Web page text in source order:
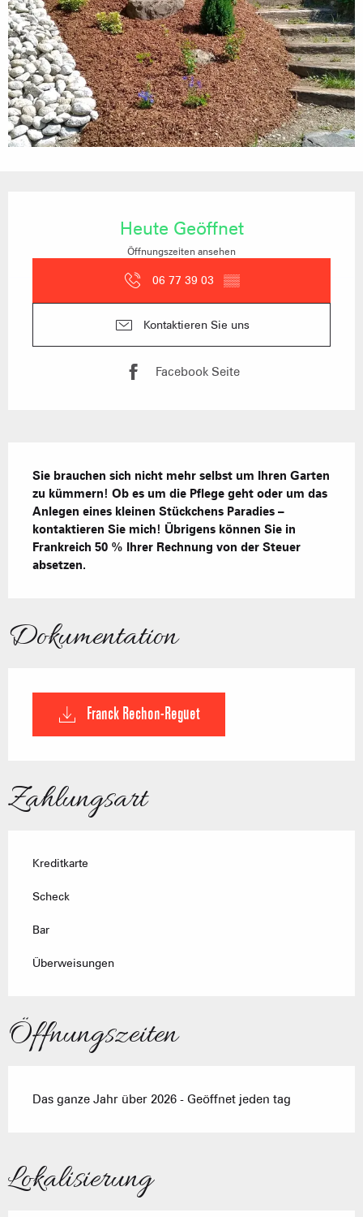
Heute Geöffnet
Öffnungszeiten ansehen
06 77 39 03 ▒▒
Kontaktieren Sie uns
Facebook Seite
Sie brauchen sich nicht mehr selbst um Ihren Garten
zu kümmern! Ob es um die Pflege geht oder um das
Anlegen eines kleinen Stückchens Paradies –
kontaktieren Sie mich! Übrigens können Sie in
Frankreich 50 % Ihrer Rechnung von der Steuer
absetzen.
Dokumentation
Franck Rechon-Reguet
Zahlungsart
Kreditkarte
Scheck
Bar
Überweisungen
Öffnungszeiten
Das ganze Jahr über 2026 - Geöffnet jeden tag
Lokalisierung